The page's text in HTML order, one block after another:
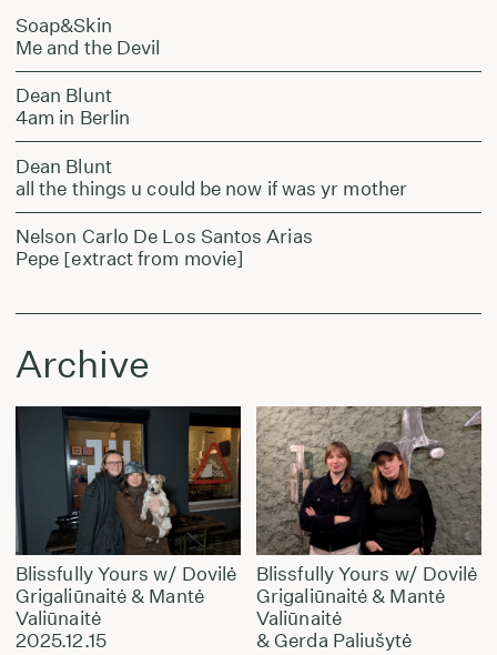
Soap&Skin
Me and the Devil
Dean Blunt
4am in Berlin
Dean Blunt
all the things u could be now if was yr mother
Nelson Carlo De Los Santos Arias
Pepe [extract from movie]
Archive
Blissfully Yours w/ Dovilė
Grigaliūnaitė & Mantė
Valiūnaitė
2025.12.15
Blissfully Yours w/ Dovilė
Grigaliūnaitė & Mantė
Valiūnaitė
& Gerda Paliušytė